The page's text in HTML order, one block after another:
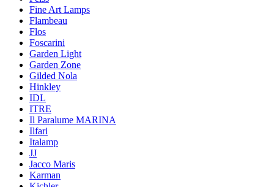
Fine Art Lamps
Flambeau
Flos
Foscarini
Garden Light
Garden Zone
Gilded Nola
Hinkley
IDL
ITRE
Il Paralume MARINA
Ilfari
Italamp
JJ
Jacco Maris
Karman